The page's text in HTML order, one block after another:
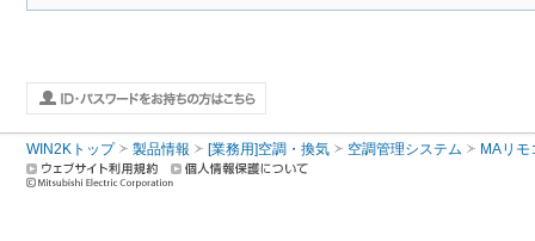
WIN2Kトップ 製品情報 [業務用]空調・換気 空調管理システム MAリモ